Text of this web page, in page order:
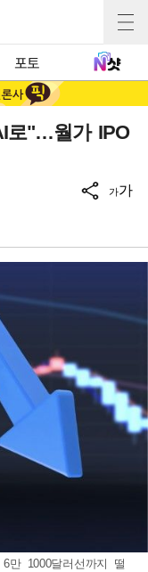
포토
로"…월가 IPO
가가
만 1000달러선까지 떨